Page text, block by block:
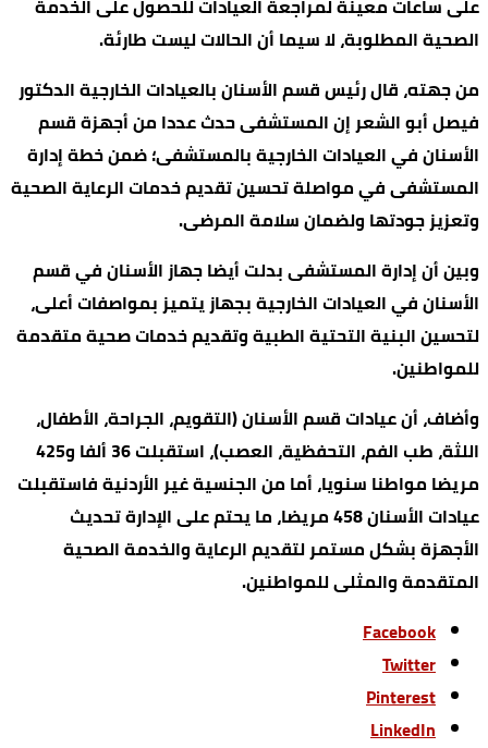
على ساعات معينة لمراجعة العيادات للحصول على الخدمة
الصحية المطلوبة، لا سيما أن الحالات ليست طارئة.
من جهته، قال رئيس قسم الأسنان بالعيادات الخارجية الدكتور
فيصل أبو الشعر إن المستشفى حدث عددا من أجهزة قسم
الأسنان في العيادات الخارجية بالمستشفى؛ ضمن خطة إدارة
المستشفى في مواصلة تحسين تقديم خدمات الرعاية الصحية
وتعزيز جودتها ولضمان سلامة المرضى.
وبين أن إدارة المستشفى بدلت أيضا جهاز الأسنان في قسم
الأسنان في العيادات الخارجية بجهاز يتميز بمواصفات أعلى،
لتحسين البنية التحتية الطبية وتقديم خدمات صحية متقدمة
للمواطنين.
وأضاف، أن عيادات قسم الأسنان (التقويم، الجراحة، الأطفال،
اللثة، طب الفم، التحفظية، العصب)، استقبلت 36 ألفا و425
مريضا مواطنا سنويا، أما من الجنسية غير الأردنية فاستقبلت
عيادات الأسنان 458 مريضا، ما يحتم على الإدارة تحديث
الأجهزة بشكل مستمر لتقديم الرعاية والخدمة الصحية
المتقدمة والمثلى للمواطنين.
Facebook
Twitter
Pinterest
LinkedIn